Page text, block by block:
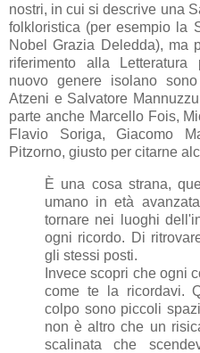
nostri, in cui si descrive una
folkloristica (per esempio la
Nobel Grazia Deledda), ma
riferimento alla
nuovo genere isolano
Atzeni e Salvatore
parte anche Marcello Fois,
Flavio Soriga, Giacomo
Pitzorno, giusto per citarne
È una cosa strana,
umano in età
tornare nei luoghi
ogni ricordo. Di
gli stessi posti.
Invece scopri che ogni
come te la ricordavi.
colpo sono piccoli
non è altro che un
scalinata che